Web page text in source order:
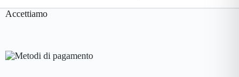
Accettiamo